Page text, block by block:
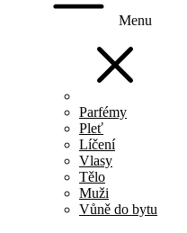
Menu
Parfémy
Pleť
Líčení
Vlasy
Tělo
Muži
Vůně do bytu